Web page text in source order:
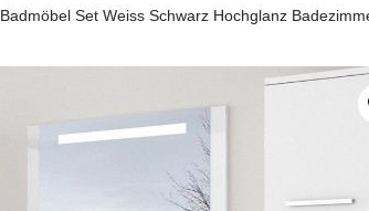
Badmöbel Set Weiss Schwarz Hochglanz